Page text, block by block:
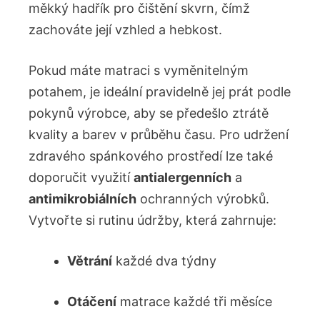
měkký hadřík pro čištění skvrn, čímž
zachováte její vzhled a hebkost.
Pokud máte matraci s vyměnitelným
potahem, je ideální pravidelně jej prát podle
pokynů výrobce, aby se předešlo ztrátě
kvality a barev v průběhu času. Pro udržení
zdravého spánkového prostředí lze také
doporučit využitíantialergenních a
antimikrobiálních ochranných výrobků.
Vytvořte si rutinu údržby, která zahrnuje:
Větrání každé dva týdny
Otáčení matrace každé tři měsíce